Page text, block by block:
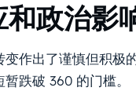
政治影
变作出了谨慎但积极
跌破 360 的门槛。